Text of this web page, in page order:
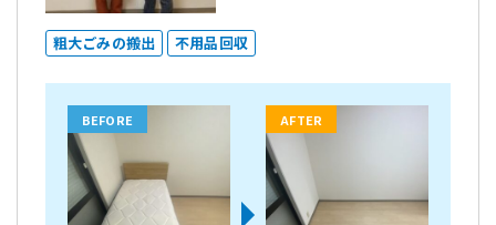
粗大ごみの搬出 不用品回収
BEFORE AFTER